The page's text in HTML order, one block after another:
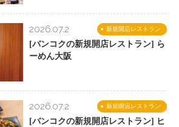
新規開店レストラン
2026.07.2
[バンコクの新規開店レストラン] ら
ーめん大阪
新規開店レストラン
2026.07.2
[バンコクの新規開店レストラン] ヒ